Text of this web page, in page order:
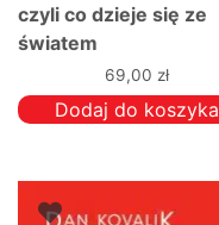
czyli co dzieje się ze
światem
69,00 zł
Dodaj do koszyka